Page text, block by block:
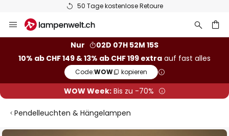
50 Tage kostenlose Retoure
Inhalt
Nur
02D 07H 52M 14S
10% ab CHF 149 & 13% ab CHF 199 extra auf fast alles
Code:WOW kopieren
WOW Week:Bis zu -70%
Pendelleuchten & Hängelampen